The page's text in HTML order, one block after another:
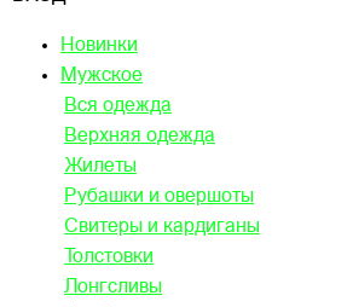
Новинки
Мужское
Вся одежда
Верхняя одежда
Жилеты
Рубашки и овершоты
Свитеры и кардиганы
Толстовки
Лонгсливы